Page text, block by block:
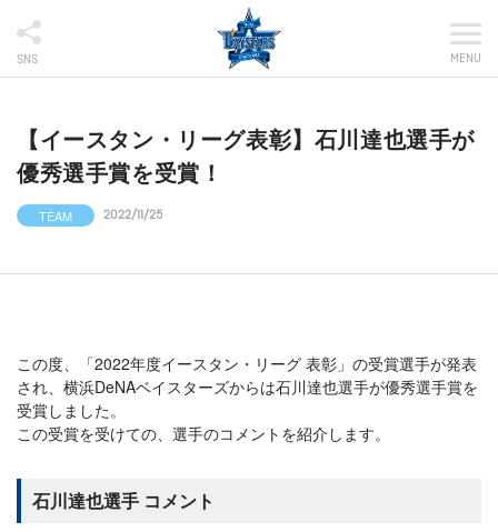
SNS MENU
【イースタン・リーグ表彰】石川達也選手が
優秀選手賞を受賞！
TEAM 2022/11/25
この度、「2022年度イースタン・リーグ 表彰」の受賞選手が発表
され、横浜DeNAベイスターズからは石川達也選手が優秀選手賞を
受賞しました。
この受賞を受けての、選手のコメントを紹介します。
石川達也選手 コメント